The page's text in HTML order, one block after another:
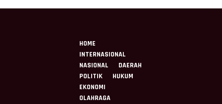
HOME
INTERNASIONAL
NASIONAL
DAERAH
POLITIK
HUKUM
EKONOMI
OLAHRAGA